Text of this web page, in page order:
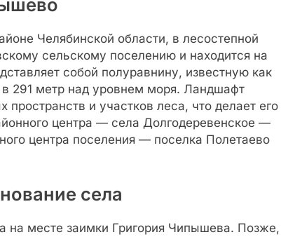
Челябинской области, в лесостепной
сельскому поселению и находится на
собой полуравнину, известную как
291 метр над уровнем моря. Ландшафт
пространств и участков леса, что делает его
центра — села Долгодеревенское —
центра поселения — поселка Полетаево
села
на месте заимки Григория Чипышева. Позже,